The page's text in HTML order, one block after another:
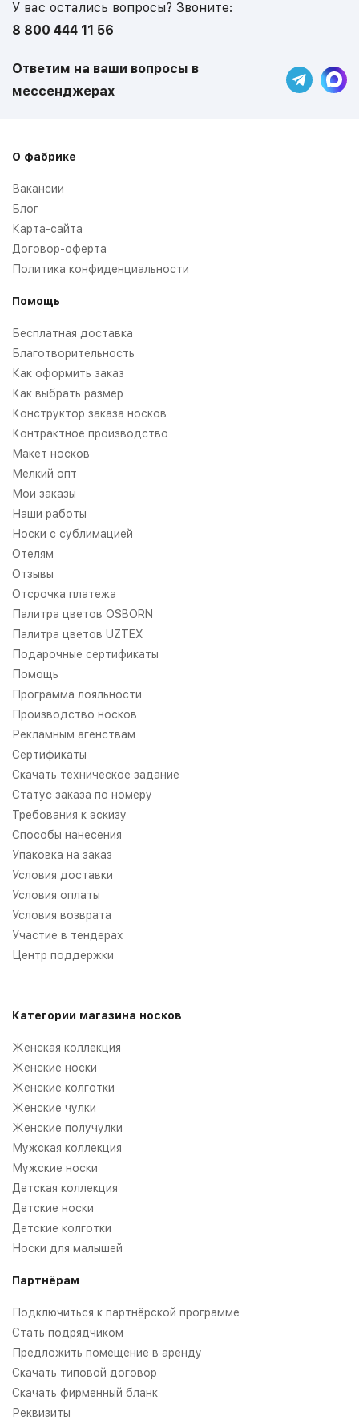
У вас остались вопросы? Звоните:
8 800 444 11 56
Ответим на ваши вопросы в
мессенджерах
О фабрике
Вакансии
Блог
Карта-сайта
Договор-оферта
Политика конфиденциальности
Помощь
Бесплатная доставка
Благотворительность
Как оформить заказ
Как выбрать размер
Конструктор заказа носков
Контрактное производство
Макет носков
Мелкий опт
Мои заказы
Наши работы
Носки с сублимацией
Отелям
Отзывы
Отсрочка платежа
Палитра цветов OSBORN
Палитра цветов UZTEX
Подарочные сертификаты
Помощь
Программа лояльности
Производство носков
Рекламным агенствам
Сертификаты
Скачать техническое задание
Статус заказа по номеру
Требования к эскизу
Способы нанесения
Упаковка на заказ
Условия доставки
Условия оплаты
Условия возврата
Участие в тендерах
Центр поддержки
Категории магазина носков
Женская коллекция
Женские носки
Женские колготки
Женские чулки
Женские получулки
Мужская коллекция
Мужские носки
Детская коллекция
Детские носки
Детские колготки
Носки для малышей
Партнёрам
Подключиться к партнёрской программе
Стать подрядчиком
Предложить помещение в аренду
Скачать типовой договор
Скачать фирменный бланк
Реквизиты